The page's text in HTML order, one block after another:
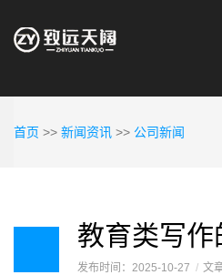
首页 >> 新闻资讯 >> 公司新闻
教育类写作
发布时间：2025-10-27 文